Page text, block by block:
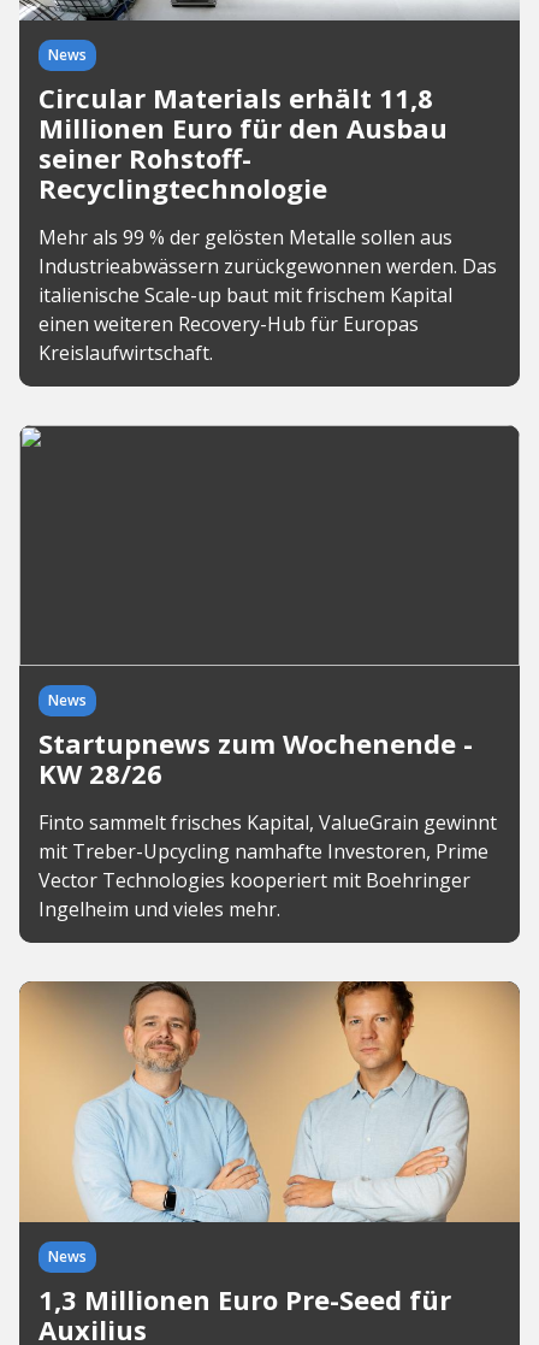
News
Circular Materials erhält 11,8
Millionen Euro für den Ausbau
seiner Rohstoff-
Recyclingtechnologie
Mehr als 99 % der gelösten Metalle sollen aus
Industrieabwässern zurückgewonnen werden. Das
italienische Scale-up baut mit frischem Kapital
einen weiteren Recovery-Hub für Europas
Kreislaufwirtschaft.
News
Startupnews zum Wochenende -
KW 28/26
Finto sammelt frisches Kapital, ValueGrain gewinnt
mit Treber-Upcycling namhafte Investoren, Prime
Vector Technologies kooperiert mit Boehringer
Ingelheim und vieles mehr.
News
1,3 Millionen Euro Pre-Seed für
Auxilius